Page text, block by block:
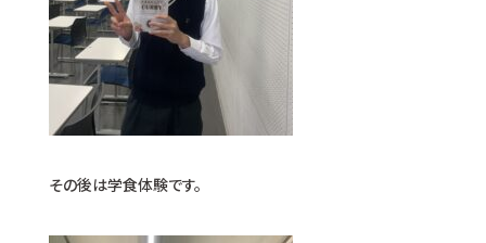
その後は学食体験です。